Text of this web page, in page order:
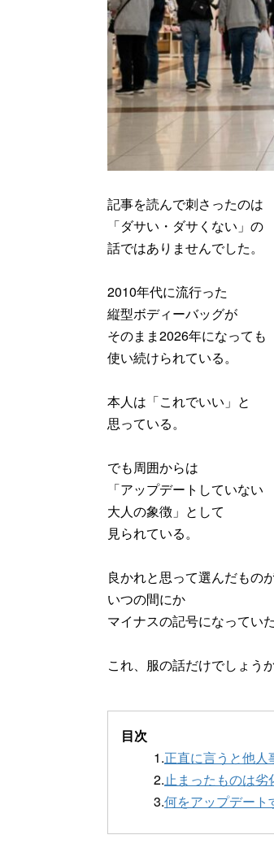
記事を読んで刺さったのは
「ダサい・ダサくない」の
話ではありませんでした。
2010年代に流行った
縦型ボディーバッグが
そのまま2026年になっても
使い続けられている。
本人は「これでいい」と
思っている。
でも周囲からは
「アップデートしていない
大人の象徴」として
見られている。
良かれと思って選んだもの
いつの間にか
マイナスの記号になっていた
これ、服の話だけでしょうか
目次
1.正直に言うと他人
2.止まったものは劣
3.何をアップデート